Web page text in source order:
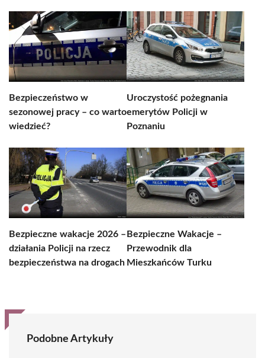
Bezpieczeństwo w
sezonowej pracy – co warto
wiedzieć?
Uroczystość pożegnania
emerytów Policji w
Poznaniu
Bezpieczne wakacje 2026 –
działania Policji na rzecz
bezpieczeństwa na drogach
Bezpieczne Wakacje –
Przewodnik dla
Mieszkańców Turku
Podobne Artykuły